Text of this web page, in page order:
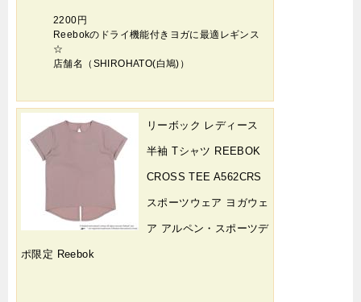
2200円
Reebokのドライ機能付きヨガに最適レギンス
☆
店舗名（SHIROHATO(白鳩)）
リーボック レディース
半袖 Tシャツ REEBOK
CROSS TEE A562CRS
スポーツウェア ヨガウェ
ア アルペン・スポーツデ
ポ限定 Reebok